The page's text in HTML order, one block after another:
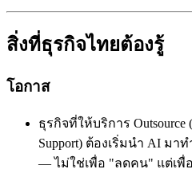
สิ่งที่ธุรกิจไทยต้องรู้
โอกาส
ธุรกิจที่ให้บริการ
Support) ต้องเริ่มนำ AI ม
— ไม่ใช่เพื่อ "ลดคน" แต่เพื่อ